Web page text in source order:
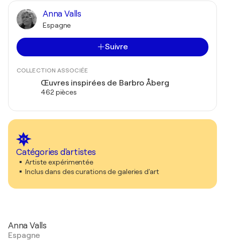
Anna Valls
Espagne
Suivre
COLLECTION ASSOCIÉE
Œuvres inspirées de Barbro Åberg
462 pièces
Catégories d'artistes
Artiste expérimentée
Inclus dans des curations de galeries d'art
Anna Valls
Espagne